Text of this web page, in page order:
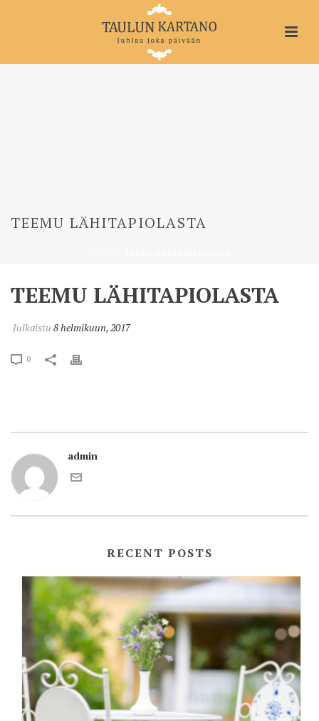
TEEMU LÄHITAPIOLASTA
TEEMU LÄHITAPIOLASTA
Julkaistu 8 helmikuun, 2017
0
admin
RECENT POSTS